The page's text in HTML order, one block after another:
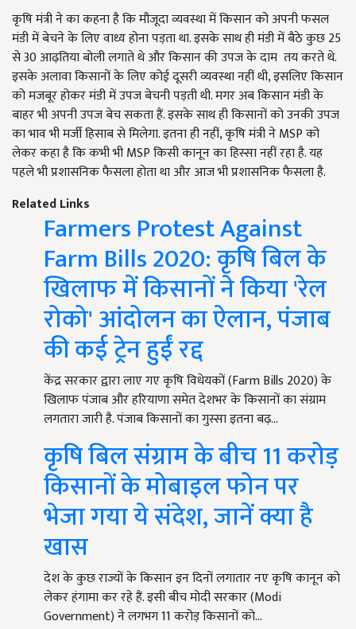
कृषि मंत्री ने का कहना है कि मौजूदा व्यवस्था में किसान को अपनी फसल
मंडी में बेचने के लिए वाध्य होना पड़ता था. इसके साथ ही मंडी में बैठे कुछ 25
से 30 आढ़तिया बोली लगाते थे और किसान की उपज के दाम तय करते थे.
इसके अलावा किसानों के लिए कोई दूसरी व्यवस्था नहीं थी, इसलिए किसान
को मजबूर होकर मंडी में उपज बेचनी पड़ती थी. मगर अब किसान मंडी के
बाहर भी अपनी उपज बेच सकता हैं. इसके साथ ही किसानों को उनकी उपज
का भाव भी मर्जी हिसाब से मिलेगा. इतना ही नहीं, कृषि मंत्री ने MSP को
लेकर कहा है कि कभी भी MSP किसी कानून का हिस्सा नहीं रहा है. यह
पहले भी प्रशासनिक फैसला होता था और आज भी प्रशासनिक फैसला है.
Related Links
Farmers Protest Against
Farm Bills 2020: कृषि बिल के
खिलाफ में किसानों ने किया 'रेल
रोको' आंदोलन का ऐलान, पंजाब
की कई ट्रेन हुईं रद्द
केंद्र सरकार द्वारा लाए गए कृषि विधेयकों (Farm Bills 2020) के
खिलाफ पंजाब और हरियाणा समेत देशभर के किसानों का संग्राम
लगतारा जारी है. पंजाब किसानों का गुस्सा इतना बढ़…
कृषि बिल संग्राम के बीच 11 करोड़
किसानों के मोबाइल फोन पर
भेजा गया ये संदेश, जानें क्या है
खास
देश के कुछ राज्यों के किसान इन दिनों लगातार नए कृषि कानून को
लेकर हंगामा कर रहे हैं. इसी बीच मोदी सरकार (Modi
Government) ने लगभग 11 करोड़ किसानों को…